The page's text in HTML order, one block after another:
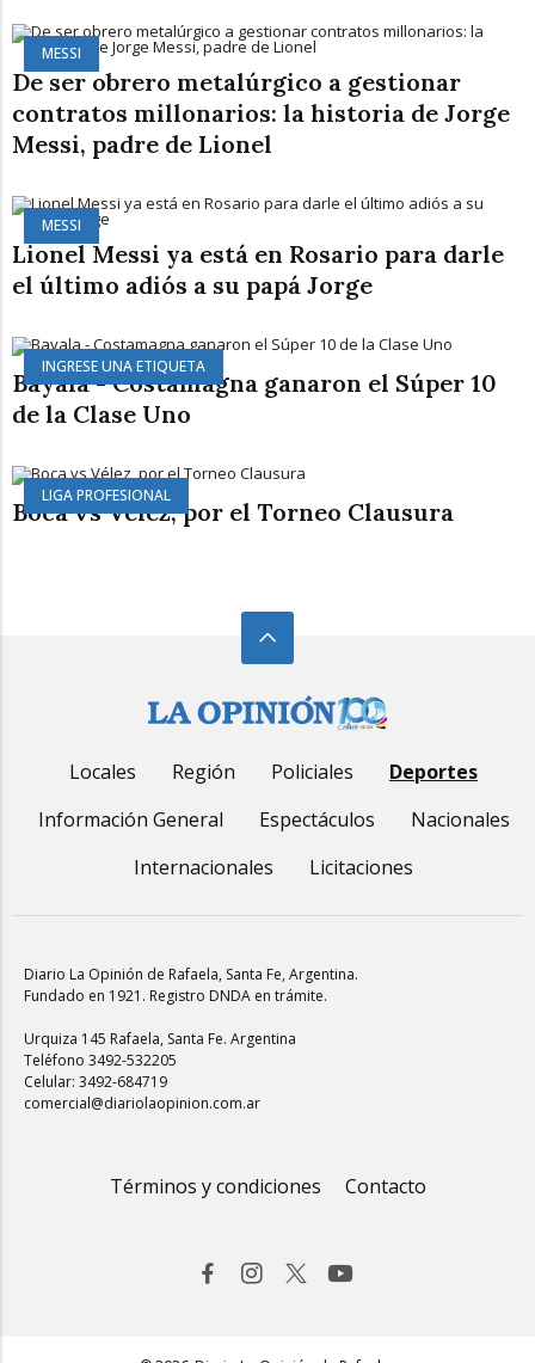
MESSI
De ser obrero metalúrgico a gestionar
contratos millonarios: la historia de Jorge
Messi, padre de Lionel
MESSI
Lionel Messi ya está en Rosario para darle
el último adiós a su papá Jorge
INGRESE UNA ETIQUETA
Bayala - Costamagna ganaron el Súper 10
de la Clase Uno
LIGA PROFESIONAL
Boca vs Vélez, por el Torneo Clausura
Locales Región Policiales
Deportes
Información General
Espectáculos
Nacionales
Internacionales
Licitaciones
Diario La Opinión de Rafaela, Santa Fe, Argentina.
Fundado en 1921. Registro DNDA en trámite.
Urquiza 145 Rafaela, Santa Fe. Argentina
Teléfono 3492-532205
Celular: 3492-684719
comercial@diariolaopinion.com.ar
Términos y condiciones Contacto